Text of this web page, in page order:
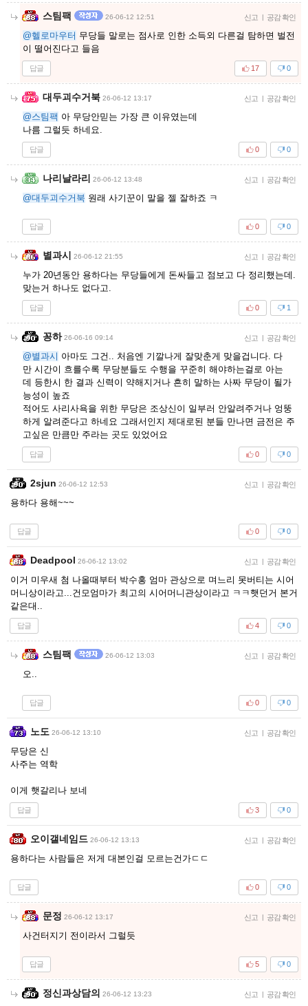
스팀팩 26-06-12 12:51 신고 | 공감 확인
@헬로마우터 무당들 말로는 점사로 인한 소득외 다른걸 탐하면 벌전
이 떨어진다고 들음
답글 0
17
대두괴수거북 26-06-12 13:17 신고 | 공감 확인
@스팀팩 아 무당안믿는 가장 큰 이유였는데
나름 그럴듯 하네요.
답글 0
0
나리날라리 26-06-12 13:48 신고 | 공감 확인
@대두괴수거북 원래 사기꾼이 말을 젤 잘하죠 ㅋ
답글 0
0
별과시 26-06-12 21:55 신고 | 공감 확인
누가 20년동안 용하다는 무당들에게 돈싸들고 점보고 다 정리했는데.
맞는거 하나도 없다고.
답글 1
0
꽁하 26-06-16 09:14 신고 | 공감 확인
@별과시 아마도 그건.. 처음엔 기깔나게 잘맞춘게 맞을겁니다. 다
만 시간이 흐를수록 무당분들도 수행을 꾸준히 해야하는걸로 아는
데 등한시 한 결과 신력이 약해지거나 흔히 말하는 사짜 무당이 될가
능성이 높죠
적어도 사리사욕을 위한 무당은 조상신이 일부러 안알려주거나 엉뚱
하게 알려준다고 하네요 그래서인지 제대로된 분들 만나면 금전은 주
고싶은 만큼만 주라는 곳도 있었어요
답글 0
0
2sjun 26-06-12 12:53 신고 | 공감 확인
용하다 용해~~~
답글 0
0
Deadpool 26-06-12 13:02 신고 | 공감 확인
이거 미우새 첨 나올때부터 박수홍 엄마 관상으로 며느리 못버티는 시어
머니상이라고...건모엄마가 최고의 시어머니관상이라고 ㅋㅋ햇던거 본거
같은대..
답글 0
4
스팀팩 26-06-12 13:03 신고 | 공감 확인
오..
답글 0
0
노도 26-06-12 13:10 신고 | 공감 확인
무당은 신
사주는 역학
이게 햇갈리나 보네
답글 0
3
오이갤네임드 26-06-12 13:13 신고 | 공감 확인
용하다는 사람들은 저게 대본인걸 모르는건가ㄷㄷ
답글 0
0
문정 26-06-12 13:17 신고 | 공감 확인
사건터지기 전이라서 그럴듯
답글 0
5
정신과상담의 26-06-12 13:23 신고 | 공감 확인